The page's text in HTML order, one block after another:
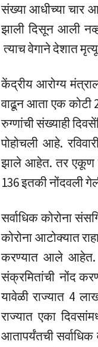
संख्या आधीच्या चार
झाली दिसून आली
त्याच वेगाने देशात मृत्यू
केंद्रीय आरोग्य
वाढून आता एक कोटी
रुग्णांची संख्याही
पोहोचली आहे.
झाले आहेत. तर एकूण
136 इतकी नोंदवली
सर्वाधिक कोरोना
कोरोना आटोक्यात
करण्यात आले आहेत.
संक्रमितांची नोंद
यावेळी राज्यात 4
राज्यात एका
आतापर्यंतची